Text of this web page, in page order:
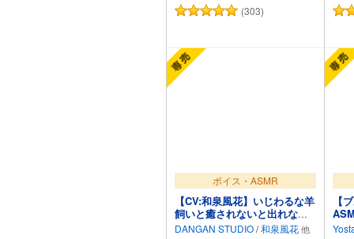
(303)
ボイス・ASMR
【CV:和泉風花】いじわるな羊
飼いと癒されないと出れない
部屋【グリムコネクト
DANGAN STUDIO/和泉風花
【
～